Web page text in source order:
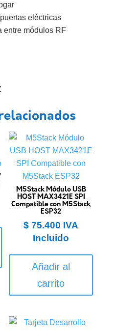
eléctricas
entre módulos RF
M5Stack Módulo USB
HOST MAX3421E SPI
Compatible con M5Stack
ESP32
$ 75.400 IVA
Incluido
Añadir al
carrito